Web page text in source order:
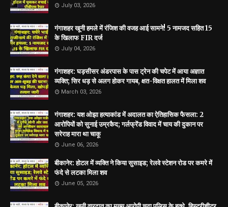
July 03, 2026
गंगाशहर खूनी हमले में रंजिश की वजह आई सामने! 5 नामजद सहित 15
के खिलाफ FIR दर्ज
July 04, 2026
गंगाशहर: घड़सीसर अंडरपास के पास ट्रेन की चपेट में आया अज्ञात
व्यक्ति; सिर धड़ से अलग होकर गायब, क्षत-विक्षत हालत में मिला शव
March 03, 2026
गंगाशहर: यश ओझा हत्याकांड में अदालत का ऐतिहासिक फैसला: 2
आरोपियों को सुनाई उम्रकैद; गर्लफ्रेंड विवाद में चाय की दुकान पर
सरेराह मारा था चाकू
June 06, 2026
बीकानेर: होटल में व्यक्ति ने किया सुसाइड; रेलवे स्टेशन रोड पर कमरे में
फंदे से लटका मिला शव
June 05, 2026